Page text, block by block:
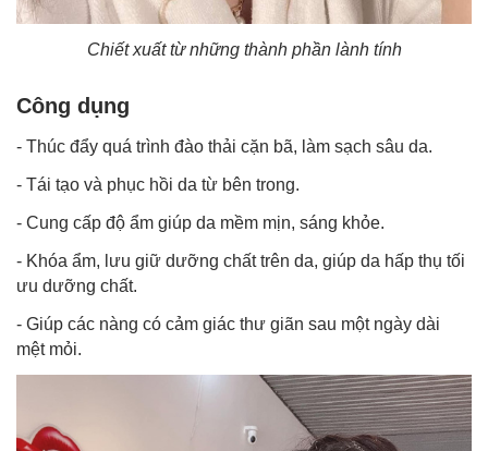
Chiết xuất từ những thành phần lành tính
Công dụng
- Thúc đẩy quá trình đào thải cặn bã, làm sạch sâu da.
- Tái tạo và phục hồi da từ bên trong.
- Cung cấp độ ẩm giúp da mềm mịn, sáng khỏe.
- Khóa ẩm, lưu giữ dưỡng chất trên da, giúp da hấp thụ tối
ưu dưỡng chất.
- Giúp các nàng có cảm giác thư giãn sau một ngày dài
mệt mỏi.